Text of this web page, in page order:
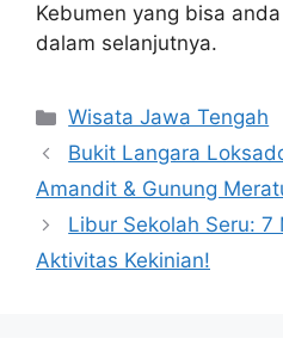
Kebumen yang bisa
dalam selanjutnya.
Categories
Wisata Jawa Tengah
Bukit Langara
Amandit & Gunung
Libur Sekolah Seru:
Aktivitas Kekinian!